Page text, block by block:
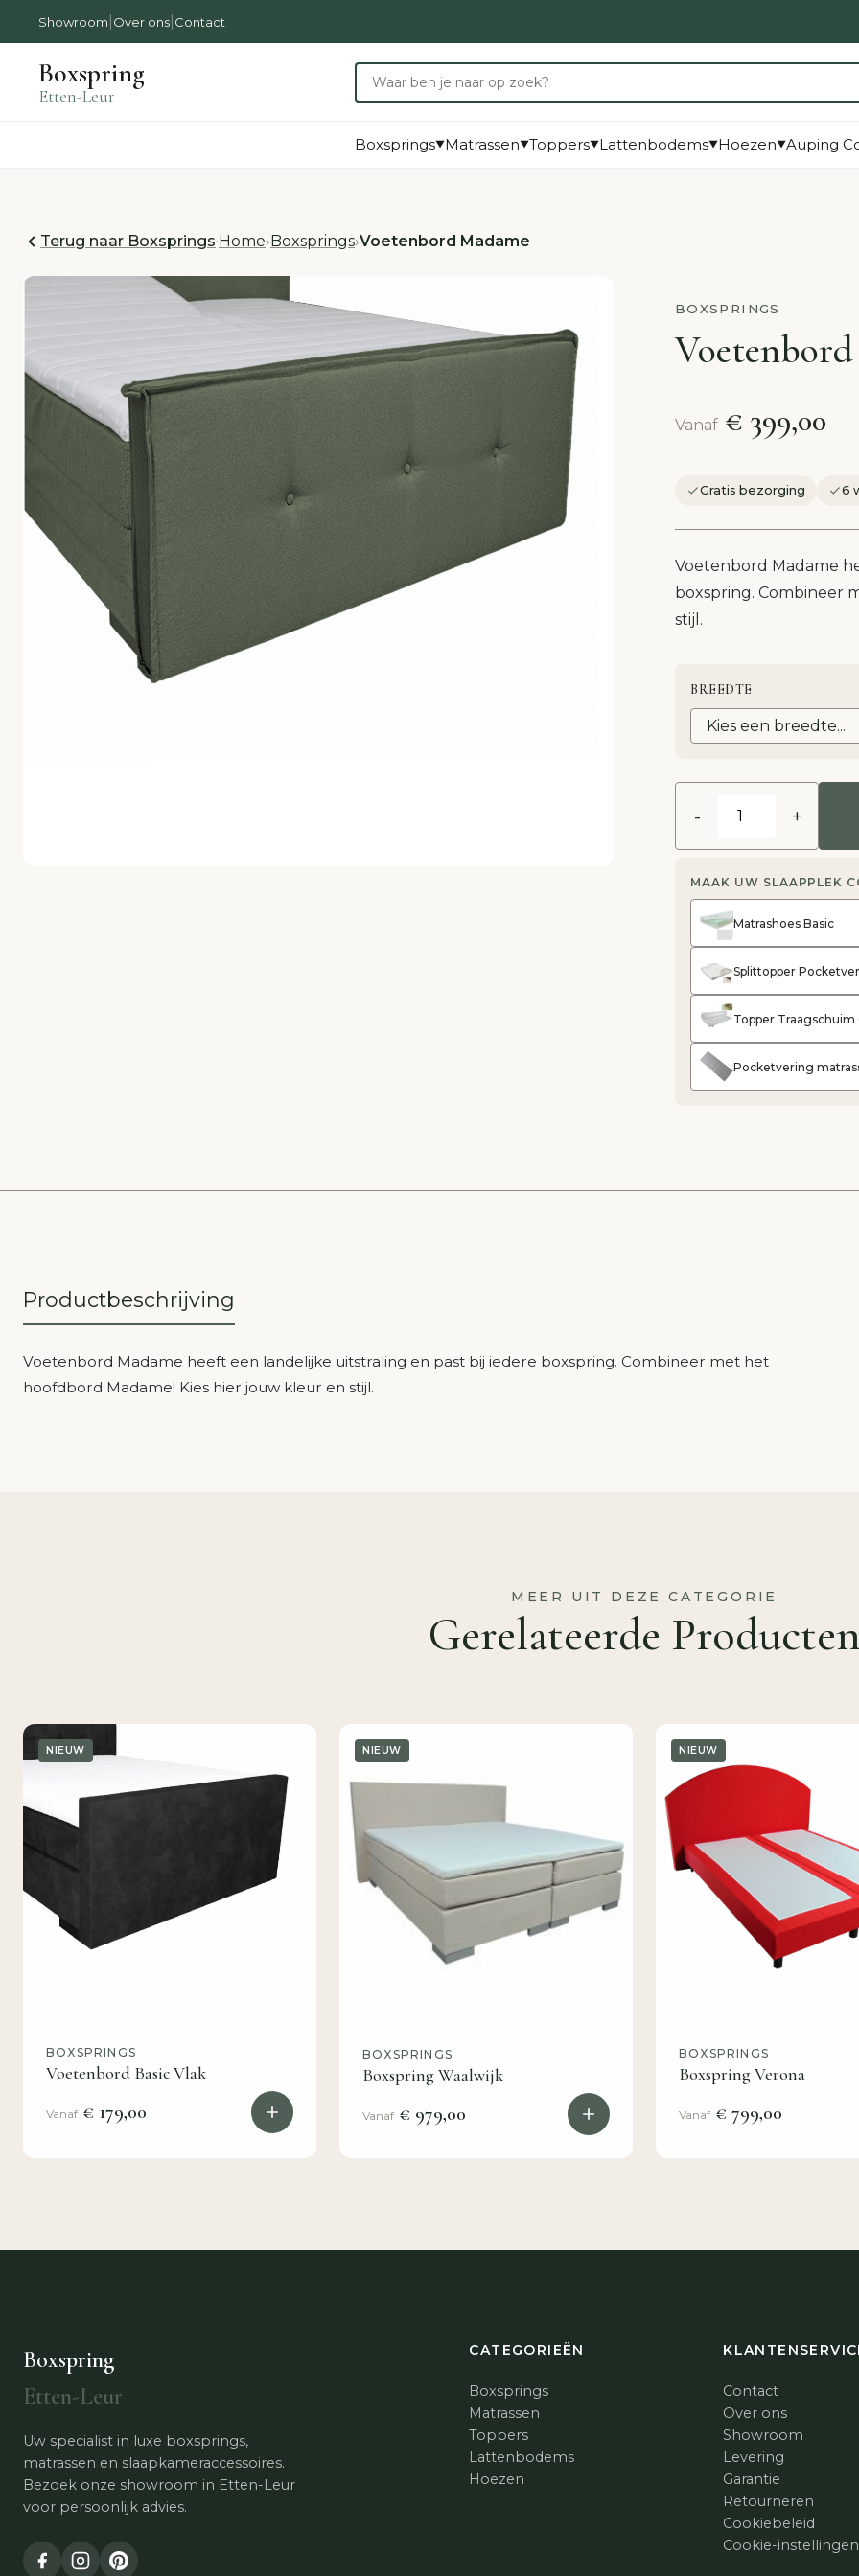
Showroom Over ons Contact
Boxspring
Etten-Leur
Boxsprings▼Matrassen▼Toppers▼Lattenbodems▼Hoezen▼Auping
Terug naar Boxsprings·Home›Boxsprings›Voetenbord Madame
BOXSPRINGS
Vanaf € 399,00
Gratis bezorging 6
Voetenbord Madame
boxspring. Combineer
stijl.
BREEDTE
- +
MAAK UW SLAAPPLEK
Matrashoes Basic
Splittopper
Topper
Pocketvering
Productbeschrijving
Voetenbord Madame heeft een landelijke uitstraling en past bij iedere boxspring. Combineer met het
hoofdbord Madame! Kies hier jouw kleur en stijl.
MEER UIT DEZE CATEGORIE
Gerelateerde
NIEUW
BOXSPRINGS
Voetenbord Basic Vlak
Vanaf € 179,00
NIEUW
BOXSPRINGS
Boxspring Waalwijk
Vanaf € 979,00
NIEUW
BOXSPRINGS
Boxspring Verona
Vanaf € 799,00
Boxspring
Etten-Leur
Uw specialist in luxe boxsprings,
matrassen en slaapkameraccessoires.
Bezoek onze showroom in Etten-Leur
voor persoonlijk advies.
CATEGORIEËN
Boxsprings
Matrassen
Toppers
Lattenbodems
Hoezen
Contact
Over ons
Showroom
Levering
Garantie
Retourneren
Cookiebeleid
Cookie-instellingen